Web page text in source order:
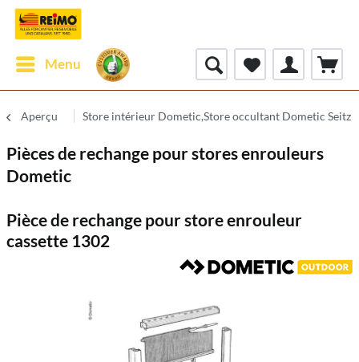
Menu
Aperçu Store intérieur Dometic,Store occultant Dometic Seitz
Pièces de rechange pour stores enrouleurs
Dometic
Pièce de rechange pour store enrouleur
cassette 1302